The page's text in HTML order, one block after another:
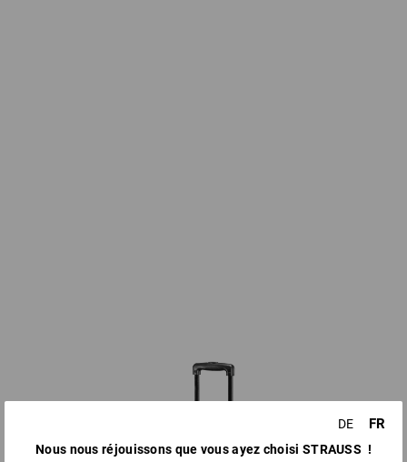
DE FR
Nous nous réjouissons que vous ayez choisi STRAUSS !